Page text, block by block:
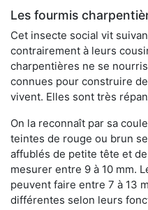
Les fourmis
Cet insecte social vit
contrairement à leurs
charpentières ne se
connues pour construire
vivent. Elles sont très
On la reconnaît par sa
teintes de rouge ou brun
affublés de petite tête et
mesurer entre 9 à 10 mm.
peuvent faire entre 7 à 13
différentes selon leurs